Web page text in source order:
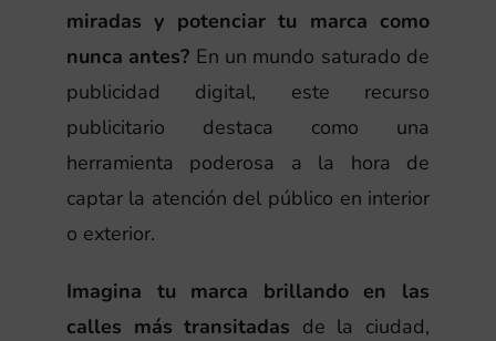
miradas y potenciar tu marca como
nunca antes? En un mundo saturado de
publicidad digital, este recurso
publicitario destaca como una
herramienta poderosa a la hora de
captar la atención del público en interior
o exterior.
Imagina tu marca brillando en las
calles más transitadas de la ciudad,